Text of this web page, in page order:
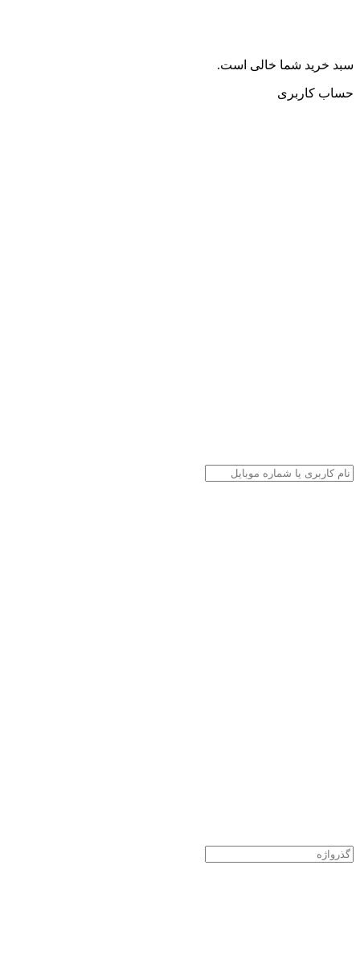
سبد خرید شما خالی است.
حساب کاربری